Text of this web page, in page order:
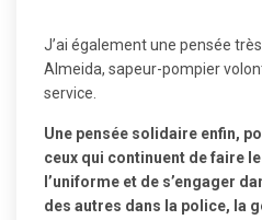
J’ai également une pensée
Almeida, sapeur-pompier
service.
Une pensée solidaire enfin,
ceux qui continuent de faire
l’uniforme et de s’engager
des autres dans la police, la